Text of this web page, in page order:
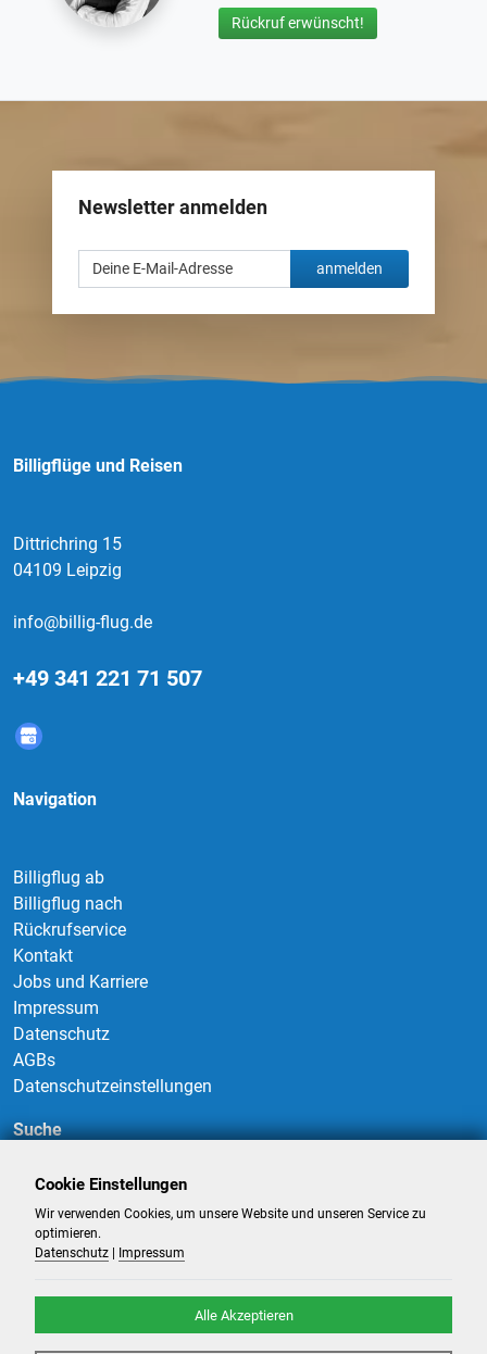
Rückruf erwünscht!
Newsletter anmelden
anmelden
Billigflüge und Reisen
Dittrichring 15
04109 Leipzig
info@billig-flug.de
+49 341 221 71 507
Navigation
Billigflug ab
Billigflug nach
Rückrufservice
Kontakt
Jobs und Karriere
Impressum
Datenschutz
AGBs
Datenschutzeinstellungen
Suche
Suchen
Cookie Einstellungen
Wir verwenden Cookies, um unsere Website und unseren Service zu
optimieren.
Datenschutz
Impressum
Alle Akzeptieren